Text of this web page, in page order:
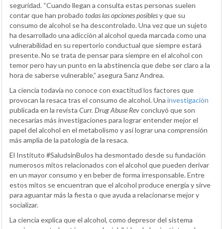
seguridad. “Cuando llegan a consulta estas personas suelen
contar que han probado todas las opciones posiblesy que su
consumo de alcohol se ha descontrolado. Una vez que un sujeto
ha desarrollado una adicción al alcohol queda marcada como una
vulnerabilidad en su repertorio conductual que siempre estará
presente. No se trata de pensar para siempre en el alcohol con
temor pero hay un punto en la abstinencia que debe ser claro a la
hora de saberse vulnerable,” asegura Sanz Andrea.
La ciencia todavía no conoce con exactitud los factores que
provocan la resaca tras el consumo de alcohol. Una investigación
publicada en la revista Curr. Drug Abuse Revconcluyó que son
necesarias más investigaciones para lograr entender mejor el
papel del alcohol en el metabolismo y así lograr una comprensión
más amplia de la patología de la resaca.
El Instituto #SaludsinBulos ha desmontado desde su fundación
numerosos mitos relacionados con el alcohol que pueden derivar
en un mayor consumo y en beber de forma irresponsable. Entre
estos mitos se encuentran que el alcohol produce energía y sirve
para aguantar más la fiesta o que ayuda a relacionarse mejor y
socializar.
La ciencia explica que el alcohol, como depresor del sistema